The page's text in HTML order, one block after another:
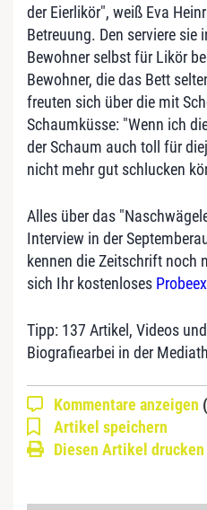
der Eierlikör", weiß Eva
Betreuung. Den serviere sie
Bewohner selbst für Likör
Bewohner, die das Bett
freuten sich über die mit
Schaumküsse: "Wenn ich
der Schaum auch toll für
nicht mehr gut schlucken
Alles über das
Interview in der
kennen die Zeitschrift noch
sich Ihr kostenloses
Tipp: 137 Artikel, Videos
Biografiearbei in der
Kommentare anzeigen
Artikel speichern
Diesen Artikel drucken